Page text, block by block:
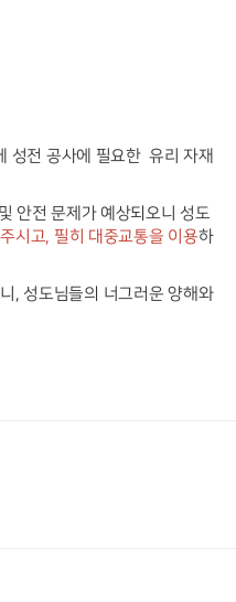
성전 공사에 필요한 유리 자재
안전 문제가 예상되오니 성도
시고, 필히 대중교통을 이용하
, 성도님들의 너그러운 양해와